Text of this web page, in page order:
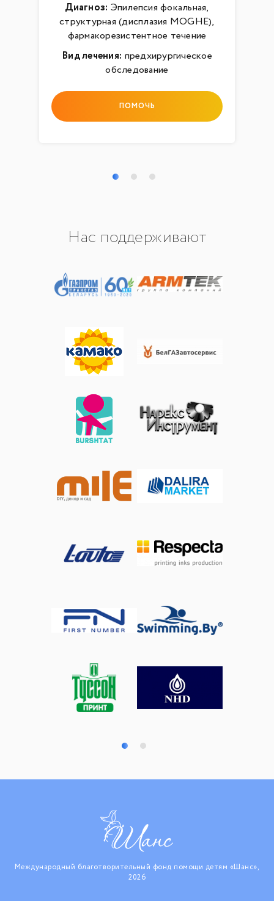
Диагноз: Эпилепсия фокальная,
структурная (дисплазия MOGHE),
фармакорезистентное течение
Вид лечения: предхирургическое
обследование
ПОМОЧЬ
Нас поддерживают
Международный благотворительный фонд помощи детям «Шанс»,
2026